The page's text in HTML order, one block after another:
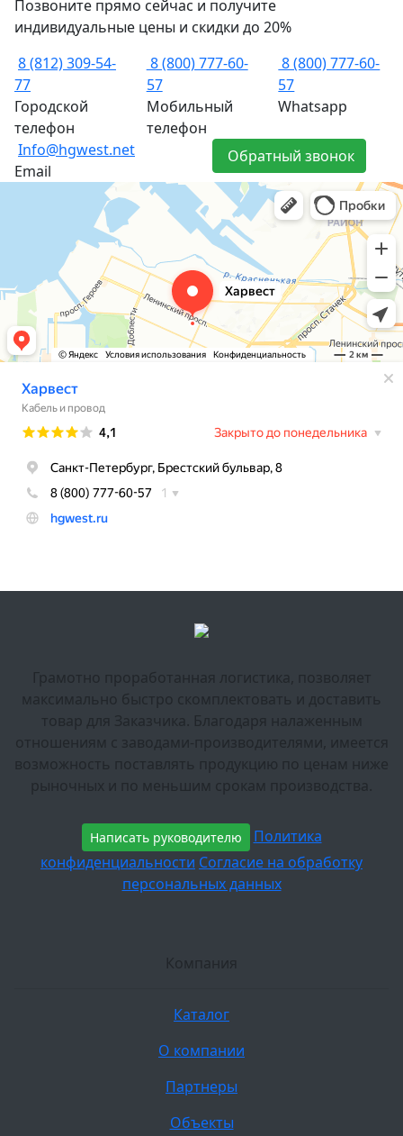
Позвоните прямо сейчас и получите
индивидуальные цены и скидки до 20%
8 (812) 309-54-
77
Городской
телефон
8 (800) 777-60-
57
Мобильный
телефон
8 (800) 777-60-
57
Whatsapp
Info@hgwest.net
Email
Обратный звонок
Грамотно проработанная логистика, позволяет
максимально быстро скомплектовать и доставить
товар для Заказчика. Благодаря налаженным
отношениям с заводами-производителями, имеется
возможность поставлять продукцию по ценам ниже
рыночных и по меньшим срокам производства.
Написать руководителю
Политика
конфиденциальности Согласие на обработку
персональных данных
Компания
Каталог
О компании
Партнеры
Объекты